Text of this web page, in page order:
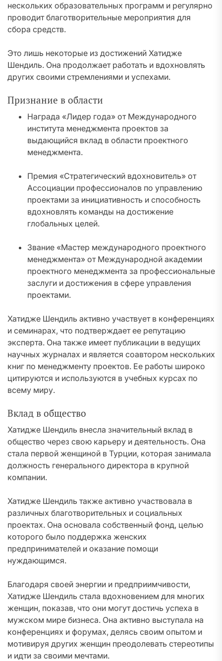
нескольких образовательных программ и регулярно
проводит благотворительные мероприятия для
сбора средств.
Это лишь некоторые из достижений Хатидже
Шендиль. Она продолжает работать и вдохновлять
других своими стремлениями и успехами.
Признание в области
Награда «Лидер года» от Международного
института менеджмента проектов за
выдающийся вклад в области проектного
менеджмента.
Премия «Стратегический вдохновитель» от
Ассоциации профессионалов по управлению
проектами за инициативность и способность
вдохновлять команды на достижение
глобальных целей.
Звание «Мастер международного проектного
менеджмента» от Международной академии
проектного менеджмента за профессиональные
заслуги и достижения в сфере управления
проектами.
Хатидже Шендиль активно участвует в конференциях
и семинарах, что подтверждает ее репутацию
эксперта. Она также имеет публикации в ведущих
научных журналах и является соавтором нескольких
книг по менеджменту проектов. Ее работы широко
цитируются и используются в учебных курсах по
всему миру.
Вклад в общество
Хатидже Шендиль внесла значительный вклад в
общество через свою карьеру и деятельность. Она
стала первой женщиной в Турции, которая занимала
должность генерального директора в крупной
компании.
Хатидже Шендиль также активно участвовала в
различных благотворительных и социальных
проектах. Она основала собственный фонд, целью
которого было поддержка женских
предпринимателей и оказание помощи
нуждающимся.
Благодаря своей энергии и предприимчивости,
Хатидже Шендиль стала вдохновением для многих
женщин, показав, что они могут достичь успеха в
мужском мире бизнеса. Она активно выступала на
конференциях и форумах, делясь своим опытом и
мотивируя других женщин преодолевать стереотипы
и идти за своими мечтами.